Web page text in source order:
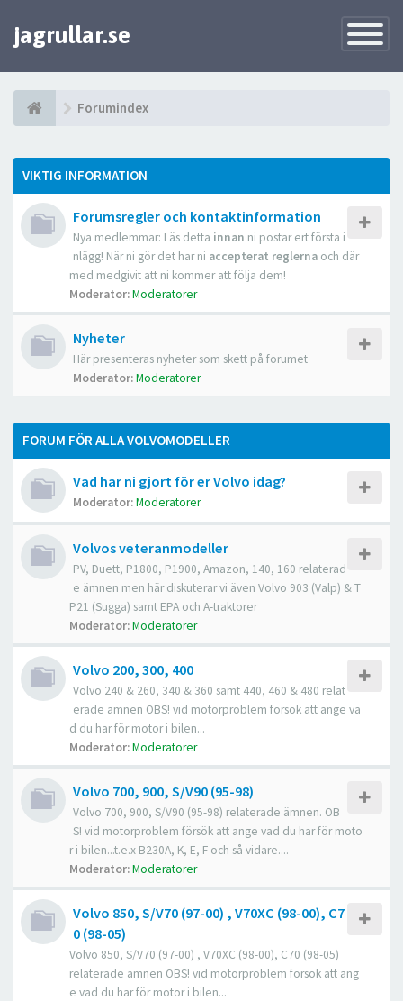
Toggle
jagrullar.se
Forumindex
VIKTIG INFORMATION
Forumsregler och kontaktinformation
Nya medlemmar: Läs detta innan ni postar ert första i
nlägg! När ni gör det har ni accepterat reglerna och där
med medgivit att ni kommer att följa dem!
Moderator:Moderatorer
Nyheter
Här presenteras nyheter som skett på forumet
Moderator:Moderatorer
FORUM FÖR ALLA VOLVOMODELLER
Vad har ni gjort för er Volvo idag?
Moderator:Moderatorer
Volvos veteranmodeller
PV, Duett, P1800, P1900, Amazon, 140, 160 relaterad
e ämnen men här diskuterar vi även Volvo 903 (Valp) & T
P21 (Sugga) samt EPA och A-traktorer
Moderator:Moderatorer
Volvo 200, 300, 400
Volvo 240 & 260, 340 & 360 samt 440, 460 & 480 relat
erade ämnen OBS! vid motorproblem försök att ange va
d du har för motor i bilen...
Moderator:Moderatorer
Volvo 700, 900, S/V90 (95-98)
Volvo 700, 900, S/V90 (95-98) relaterade ämnen. OB
S! vid motorproblem försök att ange vad du har för moto
r i bilen...t.e.x B230A, K, E, F och så vidare....
Moderator:Moderatorer
Volvo 850, S/V70 (97-00) , V70XC (98-00), C7
0 (98-05)
Volvo 850, S/V70 (97-00) , V70XC (98-00), C70 (98-05)
relaterade ämnen OBS! vid motorproblem försök att ang
e vad du har för motor i bilen...